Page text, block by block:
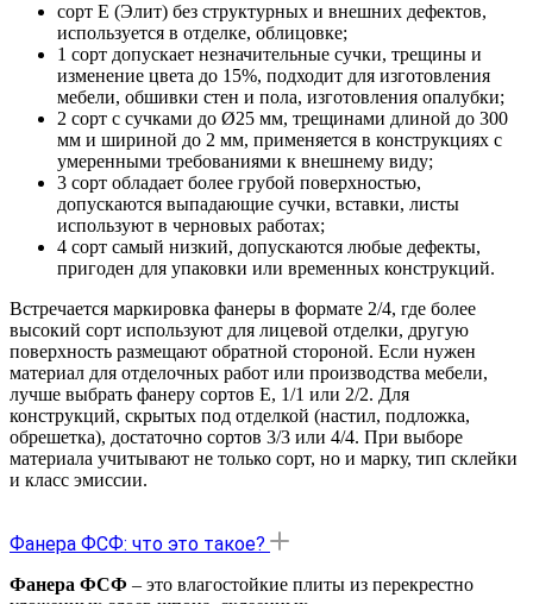
сорт Е (Элит) без структурных и внешних дефектов,
используется в отделке, облицовке;
1 сорт допускает незначительные сучки, трещины и
изменение цвета до 15%, подходит для изготовления
мебели, обшивки стен и пола, изготовления опалубки;
2 сорт с сучками до Ø25 мм, трещинами длиной до 300
мм и шириной до 2 мм, применяется в конструкциях с
умеренными требованиями к внешнему виду;
3 сорт обладает более грубой поверхностью,
допускаются выпадающие сучки, вставки, листы
используют в черновых работах;
4 сорт самый низкий, допускаются любые дефекты,
пригоден для упаковки или временных конструкций.
Встречается маркировка фанеры в формате 2/4, где более
высокий сорт используют для лицевой отделки, другую
поверхность размещают обратной стороной. Если нужен
материал для отделочных работ или производства мебели,
лучше выбрать фанеру сортов Е, 1/1 или 2/2. Для
конструкций, скрытых под отделкой (настил, подложка,
обрешетка), достаточно сортов 3/3 или 4/4. При выборе
материала учитывают не только сорт, но и марку, тип склейки
и класс эмиссии.
Фанера ФСФ: что это такое?
Фанера ФСФ – это влагостойкие плиты из перекрестно